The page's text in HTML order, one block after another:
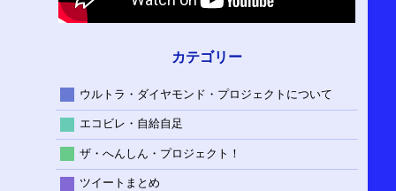
カテゴリー
ウルトラ・ダイヤモンド・プロジェクトについて
エコビレ・自給自足
ザ・へんしん・プロジェクト！
ツイートまとめ